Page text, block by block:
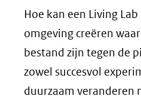
Hoe kan een Living
omgeving creëren
bestand zijn tegen de
zowel succesvol
duurzaam veranderen